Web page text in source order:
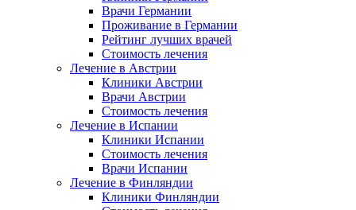
Врачи Германии
Проживание в Германии
Рейтинг лучших врачей
Стоимость лечения
Лечение в Австрии
Клиники Австрии
Врачи Австрии
Стоимость лечения
Лечение в Испании
Клиники Испании
Стоимость лечения
Врачи Испании
Лечение в Финляндии
Клиники Финляндии